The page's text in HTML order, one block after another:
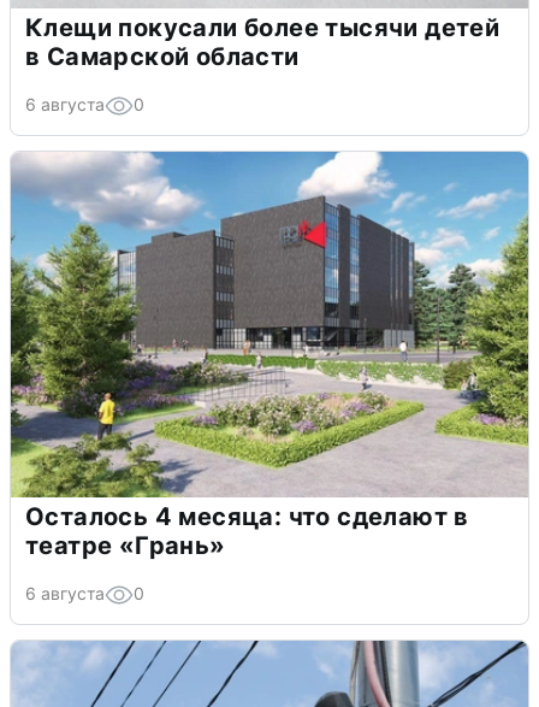
Клещи покусали более тысячи детей
в Самарской области
6 августа 0
Осталось 4 месяца: что сделают в
театре «Грань»
6 августа 0